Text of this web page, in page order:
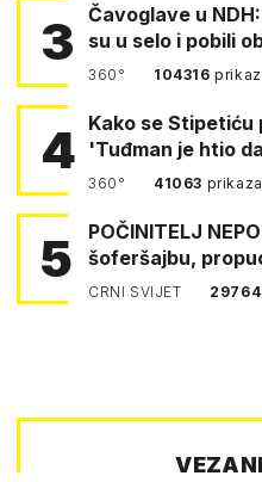
3
Čavoglave u
su u selo i pobili
360° 104316
4 Kako se Stipetiću
'Tuđman je htio
360° 41063 prikaza
5
POČINITELJ
šoferšajbu,
Pejin
CRNI SVIJET 29764